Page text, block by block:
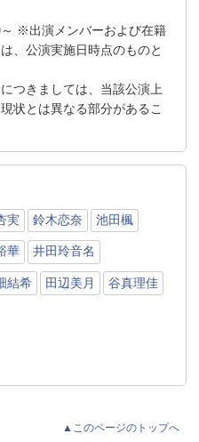
～ ※出演メンバーおよび在籍
、公演実施日時点のものと
つきましては、当該公演上
状とは異なる部分があるこ
実 鈴木恋奈 池田楓
華 井田玲音名
結希 田辺美月 谷真理佳
▲このページのトップへ